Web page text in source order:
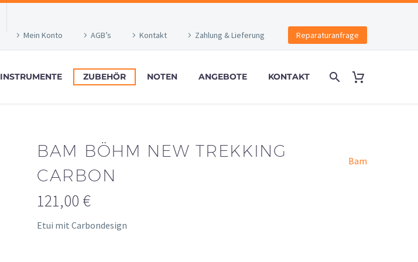
Mein Konto
AGB’s Kontakt Zahlung & Lieferung Reparaturanfrage
INSTRUMENTE ZUBEHÖR NOTEN ANGEBOTE KONTAKT
BAM BÖHM NEW TREKKING
CARBON
Bam
121,00 €
Etui mit Carbondesign